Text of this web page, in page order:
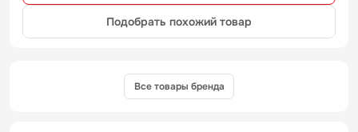
Подобрать похожий товар
Все товары бренда